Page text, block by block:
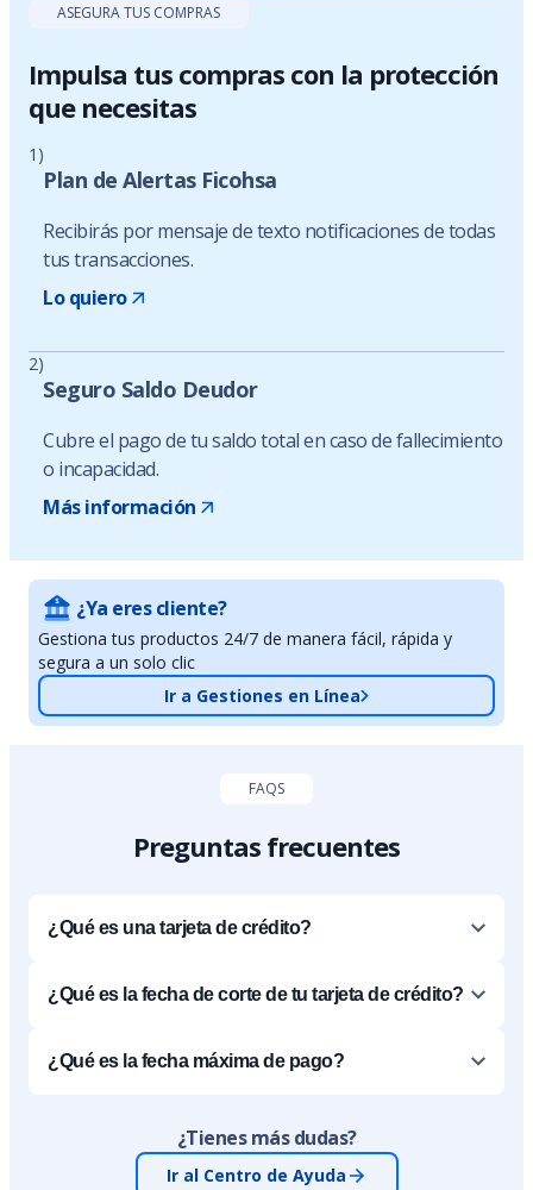
ASEGURA TUS COMPRAS
Impulsa tus compras con la protección
que necesitas
1)
Plan de Alertas Ficohsa
Recibirás por mensaje de texto notificaciones de todas
tus transacciones.
Lo quiero
2)
Seguro Saldo Deudor
Cubre el pago de tu saldo total en caso de fallecimiento
o incapacidad.
Más información
¿Ya eres cliente?
Gestiona tus productos 24/7 de manera fácil, rápida y
segura a un solo clic
Ir a Gestiones en Línea
FAQS
Preguntas frecuentes
¿Qué es una tarjeta de crédito?
¿Qué es la fecha de corte de tu tarjeta de crédito?
¿Qué es la fecha máxima de pago?
¿Tienes más dudas?
Ir al Centro de Ayuda